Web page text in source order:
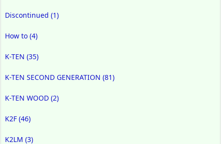
Discontinued (1)
How to (4)
K-TEN (35)
K-TEN SECOND GENERATION (81)
K-TEN WOOD (2)
K2F (46)
K2LM (3)